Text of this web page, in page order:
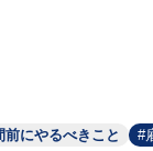
にやるべきこと #